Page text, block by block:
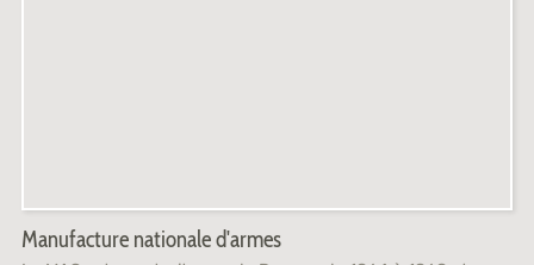
Manufacture nationale d'armes